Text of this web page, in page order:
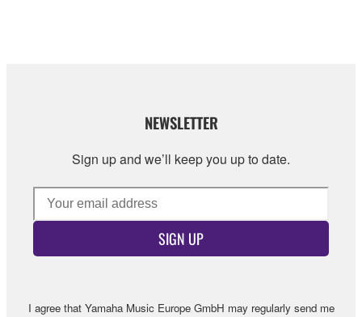
NEWSLETTER
Sign up and we’ll keep you up to date.
SIGN UP
I agree that Yamaha Music Europe GmbH may regularly send me